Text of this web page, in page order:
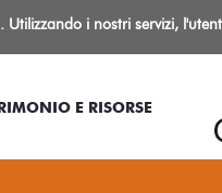
in Informazioni
E RISORSE
Utilizzando i nostri servizi,